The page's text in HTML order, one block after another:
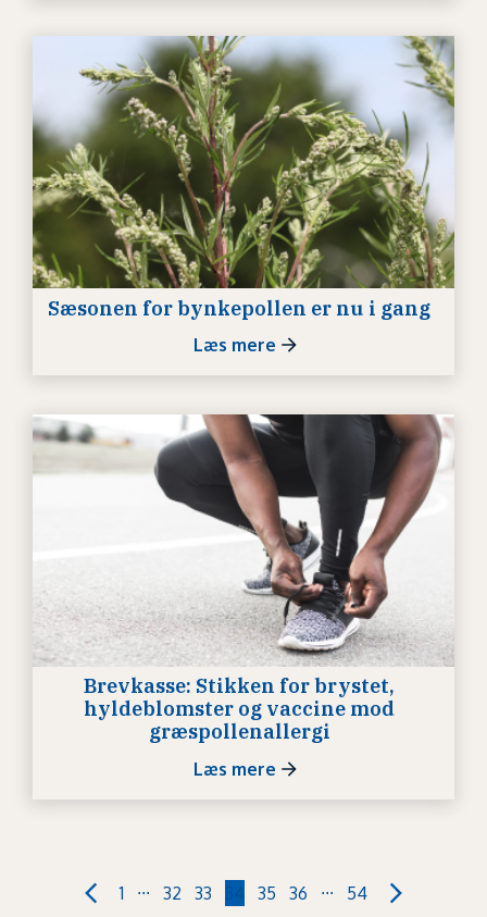
Sæsonen for bynkepollen er nu i gang
Læs mere
Brevkasse: Stikken for brystet,
hyldeblomster og vaccine mod
græspollenallergi
Læs mere
1 ... 32 33 34 35 36 ... 54